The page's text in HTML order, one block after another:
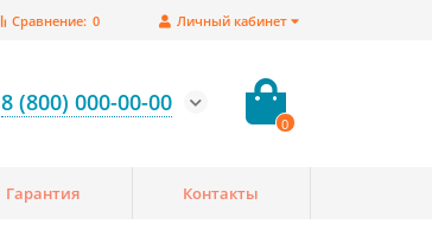
Личный кабинет
Сравнение: 0
8 (800) 000-00-00
0
Гарантия Контакты